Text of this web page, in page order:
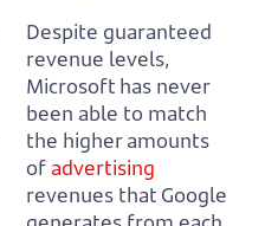
Despite guaranteed
revenue levels,
Microsoft has never
been able to match
the higher amounts
of advertising
revenues that Google